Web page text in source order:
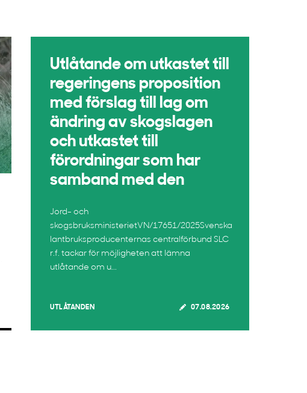
Utlåtande om utkastet till
regeringens proposition
med förslag till lag om
ändring av skogslagen
och utkastet till
förordningar som har
samband med den
Jord- och
skogsbruksministerietVN/17651/2025Svenska
lantbruksproducenternas centralförbund SLC
r.f. tackar för möjligheten att lämna
utlåtande om u...
UTLÅTANDEN 07.08.2026